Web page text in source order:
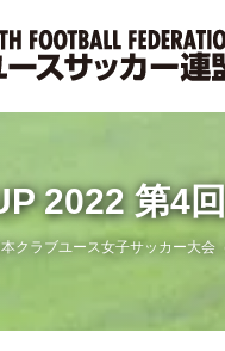
2022 第
クラブユース女子サッカー大会